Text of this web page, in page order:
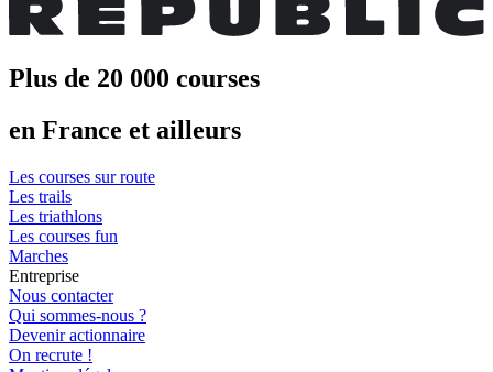
Plus de 20 000 courses
en France et ailleurs
Les courses sur route
Les trails
Les triathlons
Les courses fun
Marches
Entreprise
Nous contacter
Qui sommes-nous ?
Devenir actionnaire
On recrute !